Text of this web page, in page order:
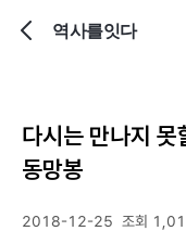
역사를잇다
다시는 만나지
동망봉
2018-12-25 조회